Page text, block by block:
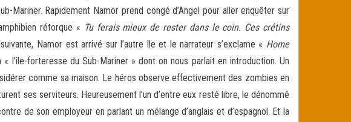
Mariner. Rapidement Namor prend congé d’Angel pour aller enquêter sur
rétorque « Tu ferais mieux de rester dans le coin. Ces crétins
Namor est arrivé sur l’autre île et le narrateur s’exclame « Home
l’île-forteresse du Sub-Mariner » dont on nous parlait en introduction. Un
comme sa maison. Le héros observe effectivement des zombies en
ses serviteurs. Heureusement l’un d’entre eux resté libre, le dénommé
de son employeur en parlant un mélange d’anglais et d’espagnol. Et la